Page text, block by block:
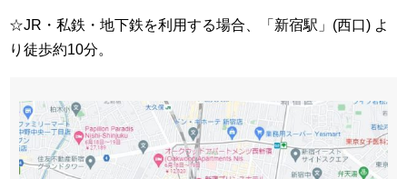
☆JR・私鉄・地下鉄を利用する場合、「新宿駅」(西口) よ
り徒歩約10分。